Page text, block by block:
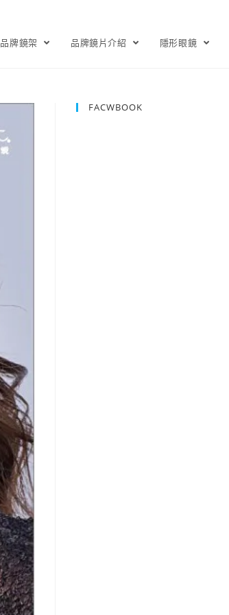
品牌鏡架 品牌鏡片介紹 隱形眼鏡
FACWBOOK